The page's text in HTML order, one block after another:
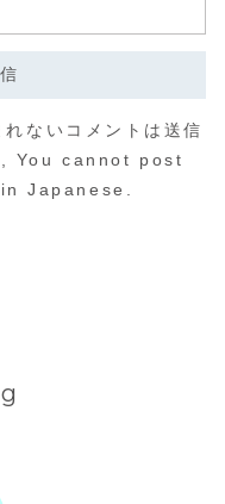
ないコメントは送信
You cannot post
Japanese.